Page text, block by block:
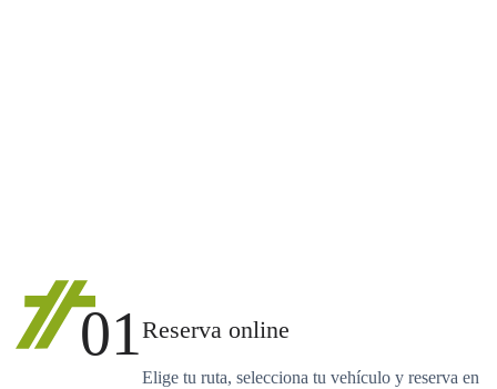
01Reserva online
Elige tu ruta, selecciona tu vehículo y reserva en